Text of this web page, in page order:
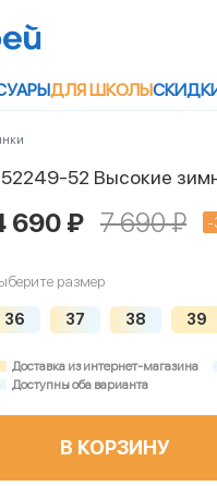
ДЛЯ ШКОЛЫ
52 Высокие
690 ₽ 7 690 ₽ -
размер
36 37 38 39
Доставка из интернет-магазина
Доступны оба варианта
В КОРЗИНУ